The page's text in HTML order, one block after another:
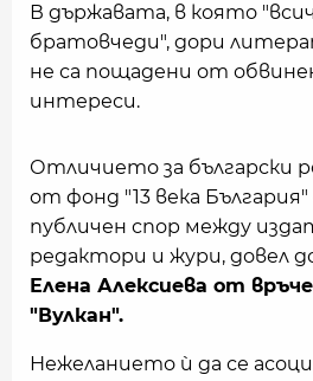
В държавата, в която
братовчеди", дори
не са пощадени от
интереси.
Отличието за български
от фонд "13 века
публичен спор между
редактори и жури, довел
Елена Алексиева от
"Вулкан".
Нежеланието ѝ да се